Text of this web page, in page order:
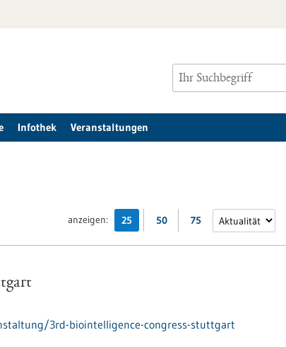
Infothek Veranstaltungen
anzeigen: 25 50 75
3rd-biointelligence-congress-stuttgart